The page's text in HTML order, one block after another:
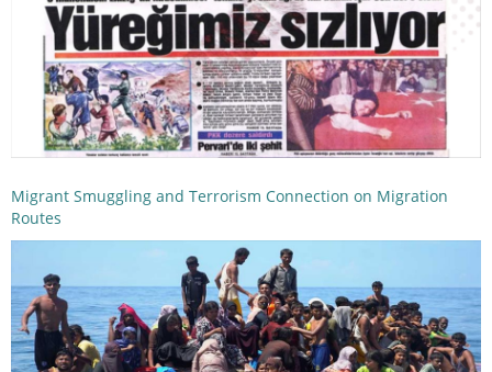
Migrant Smuggling and Terrorism Connection on Migration
Routes